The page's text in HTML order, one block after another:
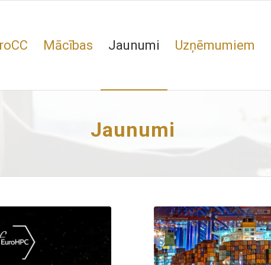
Mācības Jaunumi Uzņēmumiem
Jaunumi